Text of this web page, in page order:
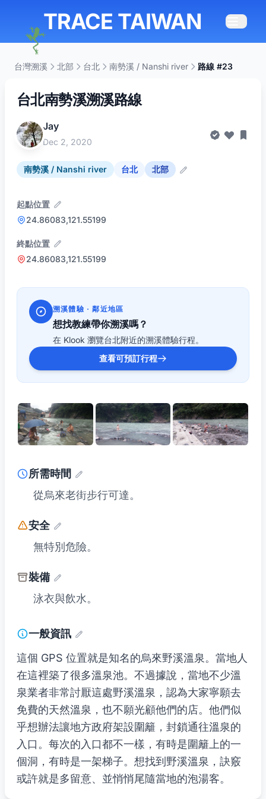
TRACE TAIWAN
台灣溯溪 北部 台北 南勢溪 / Nanshi river 路線 #23
台北南勢溪溯溪路線
Jay
Dec 2, 2020
南勢溪 / Nanshi river 台北 北部
起點位置
24.86083,121.55199
終點位置
24.86083,121.55199
溯溪體驗 · 鄰近地區
想找教練帶你溯溪嗎？
在 Klook 瀏覽台北附近的溯溪體驗行程。
查看可預訂行程
所需時間
從烏來老街步行可達。
安全
無特別危險。
裝備
泳衣與飲水。
一般資訊
這個 GPS 位置就是知名的烏來野溪溫泉。當地人
在這裡築了很多溫泉池。不過據說，當地不少溫
泉業者非常討厭這處野溪溫泉，認為大家寧願去
免費的天然溫泉，也不願光顧他們的店。他們似
乎想辦法讓地方政府架設圍籬，封鎖通往溫泉的
入口。每次的入口都不一樣，有時是圍籬上的一
個洞，有時是一架梯子。想找到野溪溫泉，訣竅
或許就是多留意、並悄悄尾隨當地的泡湯客。